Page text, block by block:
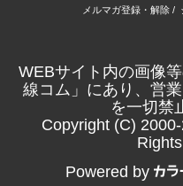
メルマガ登録・解除 /
WEBサイト内の画像
線コム」にあり、営
を一切禁
Copyright (C)
Powered by